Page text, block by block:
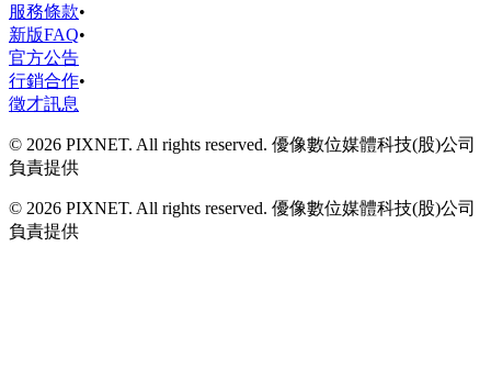
服務條款•
新版FAQ•
官方公告
行銷合作•
徵才訊息
© 2026 PIXNET. All rights reserved. 優像數位媒體科技(股)公司
負責提供
© 2026 PIXNET. All rights reserved. 優像數位媒體科技(股)公司
負責提供